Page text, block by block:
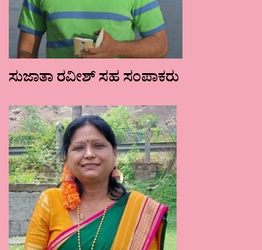
ಸುಜಾತಾ ರವೀಶ್ ಸಹ ಸಂಪಾಕರು